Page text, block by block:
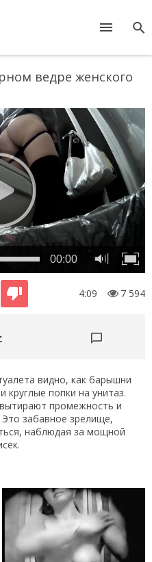
ведре женского
00:00
4:09 7 594
видно, как барышни
круглые попки на унитаз.
промежность и
забавное зрелище,
наблюдая за мощной